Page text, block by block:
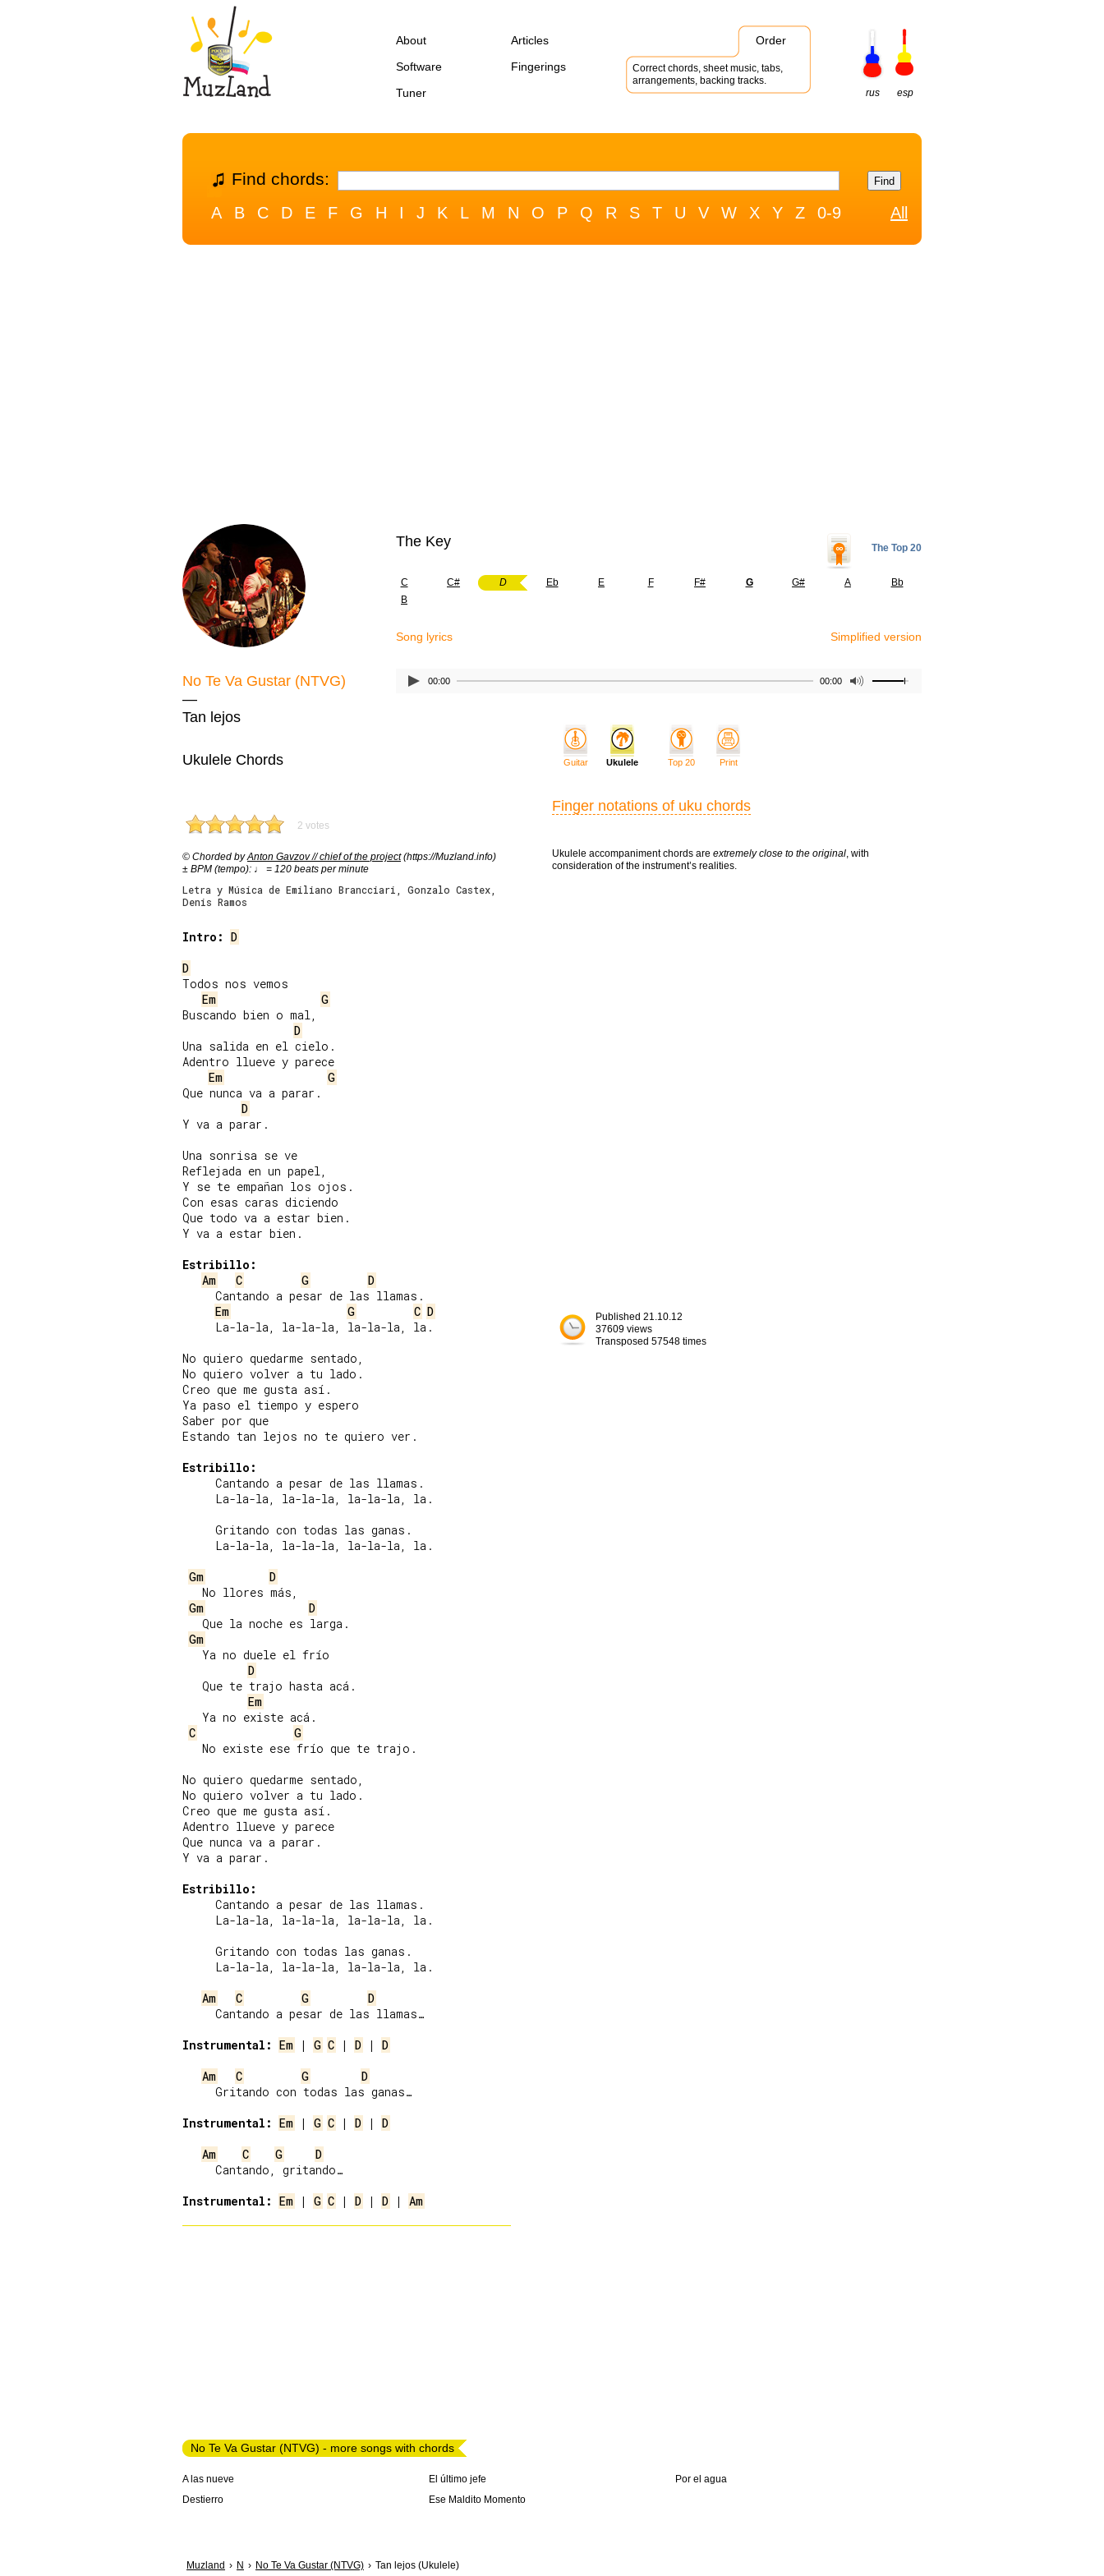
About
Articles
Software
Fingerings
Tuner
Order
Correct chords, sheet music, tabs,
arrangements, backing tracks.
rus
esp
Find chords:
A B C D E F G H I J K L M N O P Q R S T U V W X Y Z 0-9 All
No Te Va Gustar (NTVG)
—
Tan lejos
The Key The Top 20
C C# D Eb E F F# G G# A
Bb
B
Song lyrics Simplified version
00:00 00:00
Ukulele Chords
2 votes
© Chorded byAnton Gavzov // chief of the project(https://Muzland.info)
± BPM (tempo): ♩ = 120 beats per minute
Letra y Música de Emiliano Brancciari, Gonzalo Castex,
Denis Ramos
Intro: D
D
Todos nos vemos
Em
G
Buscando bien o mal,
D
Una salida en el cielo.
Adentro llueve y parece
Em
G
Que nunca va a parar.
D
Y va a parar.
Una sonrisa se ve
Reflejada en un papel,
Y se te empañan los ojos.
Con esas caras diciendo
Que todo va a estar bien.
Y va a estar bien.
Estribillo:
Am
C G
D
     Cantando a pesar de las llamas.
Em
G C D
     La-la-la, la-la-la, la-la-la, la.
No quiero quedarme sentado,
No quiero volver a tu lado.
Creo que me gusta así.
Ya paso el tiempo y espero
Saber por que
Estando tan lejos no te quiero ver.
Estribillo:
     Cantando a pesar de las llamas.
     La-la-la, la-la-la, la-la-la, la.
     Gritando con todas las ganas.
     La-la-la, la-la-la, la-la-la, la.
Gm
D
   No llores más,
Gm
D
   Que la noche es larga.
Gm
   Ya no duele el frío
D
   Que te trajo hasta acá.
Em
   Ya no existe acá.
C
G
   No existe ese frío que te trajo.
No quiero quedarme sentado,
No quiero volver a tu lado.
Creo que me gusta así.
Adentro llueve y parece
Que nunca va a parar.
Y va a parar.
Estribillo:
     Cantando a pesar de las llamas.
     La-la-la, la-la-la, la-la-la, la.
     Gritando con todas las ganas.
     La-la-la, la-la-la, la-la-la, la.
Am
C G
D
     Cantando a pesar de las llamas…
Instrumental: Em | G C | D | D
Am
C G
D
     Gritando con todas las ganas…
Instrumental: Em | G C | D | D
Am
C G
D
     Cantando, gritando…
Instrumental: Em | G C | D | D | Am
Guitar Ukulele Top 20 Print
Finger notations of uku chords
Ukulele accompaniment chords are extremely close to the original, with
consideration of the instrument’s realities.
Published 21.10.12
37609 views
Transposed 57548 times
No Te Va Gustar (NTVG) - more songs with chords
A las nueve
Destierro
El último jefe
Ese Maldito Momento
Por el agua
Muzland N No Te Va Gustar (NTVG) Tan lejos (Ukulele)